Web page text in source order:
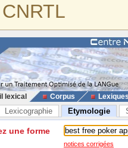
lexical Corpus
Lexicographie Etymologie
une forme
notices corrigées